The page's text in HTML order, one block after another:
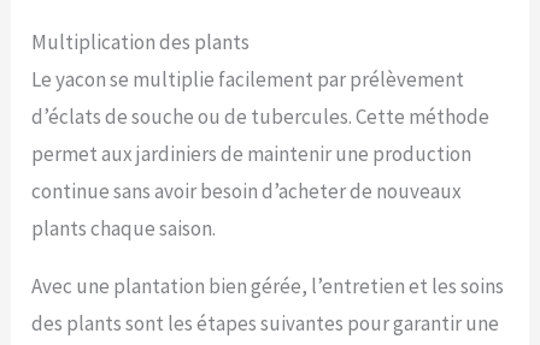
Multiplication des plants
Le yacon se multiplie facilement par prélèvement
d’éclats de souche ou de tubercules. Cette méthode
permet aux jardiniers de maintenir une production
continue sans avoir besoin d’acheter de nouveaux
plants chaque saison.
Avec une plantation bien gérée, l’entretien et les soins
des plants sont les étapes suivantes pour garantir une